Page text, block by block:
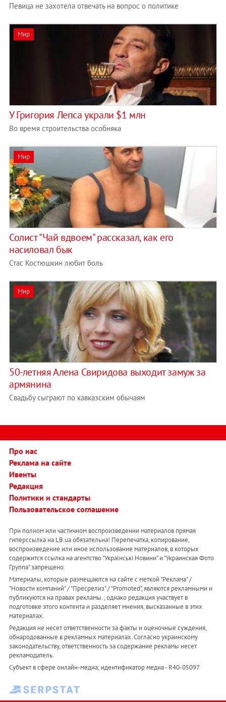
Певица не захотела отвечать на вопрос о политике
Мир
У Григория Лепса украли $1 млн
Во время строительства особняка
Мир
Солист "Чай вдвоем" рассказал, как его
насиловал бык
Стас Костюшкин любит боль
Мир
50-летняя Алена Свиридова выходит замуж за
армянина
Свадьбу сыграют по кавказским обычаям
Про нас
Реклама на сайте
Ивенты
Редакция
Политики и стандарты
Пользовательское соглашение
При полном или частичном воспроизведении материалов прямая
гиперссылка на LB.ua обязательна! Перепечатка, копирование,
воспроизведение или иное использование материалов, в которых
содержится ссылка на агентство "Українськi Новини" и "Украинская Фото
Группа" запрещено.
Материалы, которые размещаются на сайте с меткой "Реклама" /
"Новости компаний" / "Пресрелиз" / "Promoted", являются рекламными и
публикуются на правах рекламы. , однако редакция участвует в
подготовке этого контента и разделяет мнения, высказанные в этих
материалах.
Редакция не несет ответственности за факты и оценочные суждения,
обнародованные в рекламных материалах. Согласно украинскому
законодательству, ответственность за содержание рекламы несет
рекламодатель.
Субъект в сфере онлайн-медиа; идентификатор медиа - R40-05097